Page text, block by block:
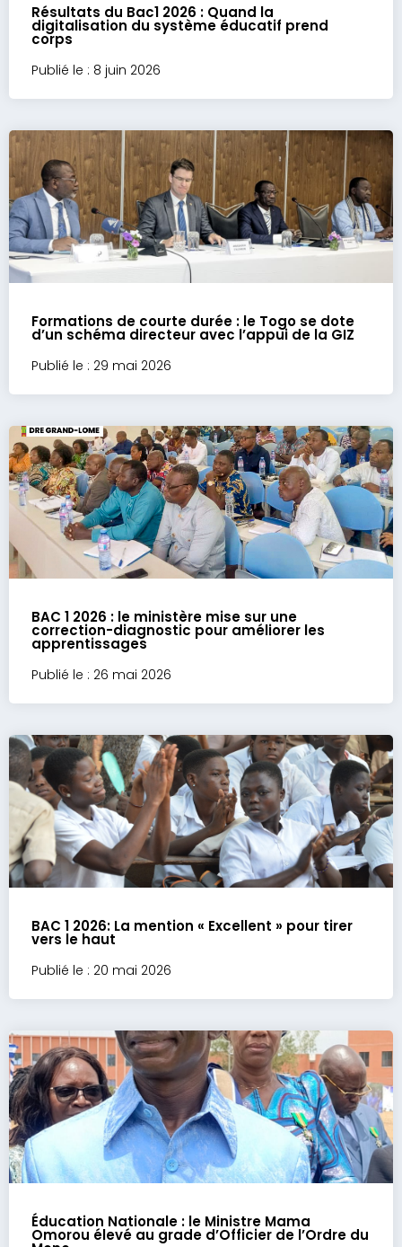
Résultats du Bac1 2026 : Quand la
digitalisation du système éducatif prend
corps
Publié le : 8 juin 2026
Formations de courte durée : le Togo se dote
d’un schéma directeur avec l’appui de la GIZ
Publié le : 29 mai 2026
BAC 1 2026 : le ministère mise sur une
correction-diagnostic pour améliorer les
apprentissages
Publié le : 26 mai 2026
BAC 1 2026: La mention « Excellent » pour tirer
vers le haut
Publié le : 20 mai 2026
Éducation Nationale : le Ministre Mama
Omorou élevé au grade d’Officier de l’Ordre du